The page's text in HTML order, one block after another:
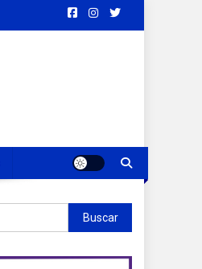
Buscar: